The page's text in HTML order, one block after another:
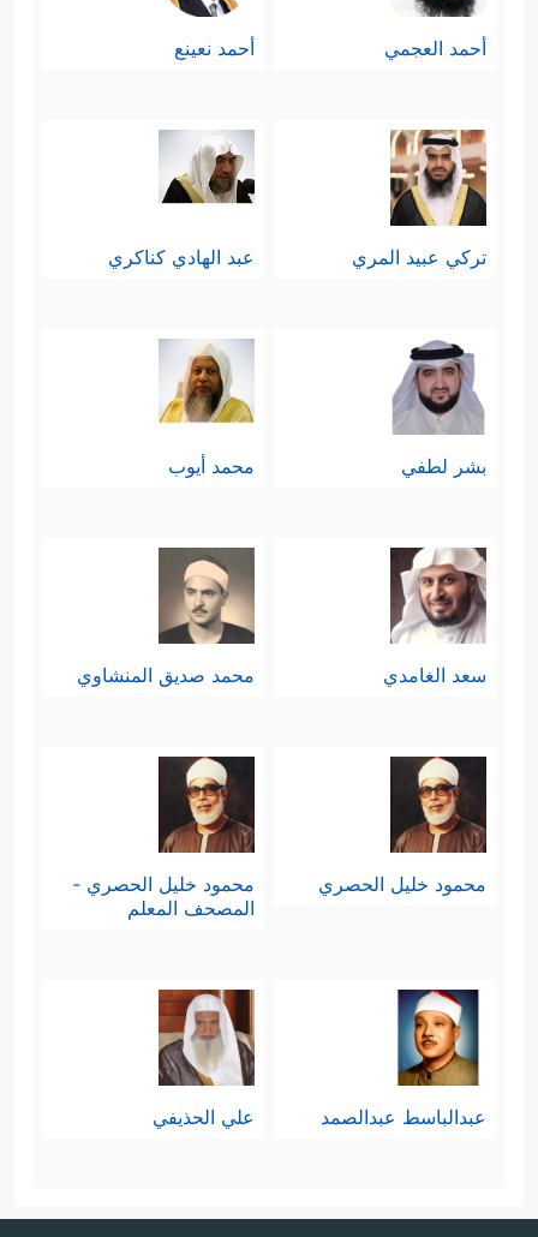
أحمد العجمي أحمد نعينع
تركي عبيد المري عبد الهادي كناكري
بشر لطفي محمد أيوب
سعد الغامدي محمد صديق المنشاوي
محمود خليل الحصري
محمود خليل الحصري -
المصحف المعلم
عبدالباسط عبدالصمد علي الحذيفي